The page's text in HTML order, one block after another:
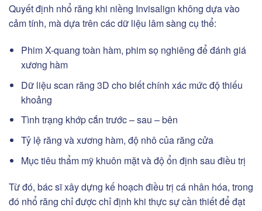
Quyết định nhổ răng khi niềng Invisalign không dựa vào
cảm tính, mà dựa trên các dữ liệu lâm sàng cụ thể:
Phim X-quang toàn hàm, phim sọ nghiêng để đánh giá
xương hàm
Dữ liệu scan răng 3D cho biết chính xác mức độ thiếu
khoảng
Tình trạng khớp cắn trước – sau – bên
Tỷ lệ răng và xương hàm, độ nhô của răng cửa
Mục tiêu thẩm mỹ khuôn mặt và độ ổn định sau điều trị
Từ đó, bác sĩ xây dựng kế hoạch điều trị cá nhân hóa, trong
đó nhổ răng chỉ được chỉ định khi thực sự cần thiết để đạt